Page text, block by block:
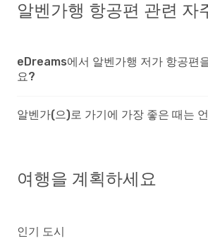
알벤가행 항공편 관련 자
eDreams에서 알벤가행 저가 항공편
요?
알벤가(으)로 가기에 가장 좋은 때는
여행을 계획하세요
인기 도시